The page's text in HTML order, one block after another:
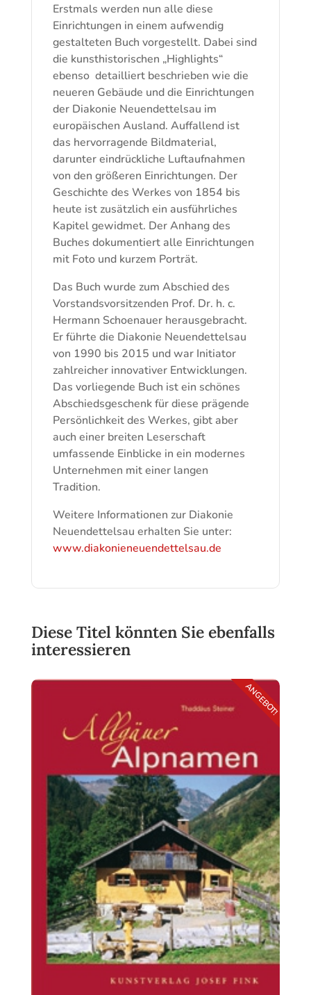
Erstmals werden nun alle diese
Einrichtungen in einem aufwendig
gestalteten Buch vorgestellt. Dabei sind
die kunsthistorischen „Highlights“
ebenso detailliert beschrieben wie die
neueren Gebäude und die Einrichtungen
der Diakonie Neuendettelsau im
europäischen Ausland. Auffallend ist
das hervorragende Bildmaterial,
darunter eindrückliche Luftaufnahmen
von den größeren Einrichtungen. Der
Geschichte des Werkes von 1854 bis
heute ist zusätzlich ein ausführliches
Kapitel gewidmet. Der Anhang des
Buches dokumentiert alle Einrichtungen
mit Foto und kurzem Porträt.
Das Buch wurde zum Abschied des
Vorstandsvorsitzenden Prof. Dr. h. c.
Hermann Schoenauer herausgebracht.
Er führte die Diakonie Neuendettelsau
von 1990 bis 2015 und war Initiator
zahlreicher innovativer Entwicklungen.
Das vorliegende Buch ist ein schönes
Abschiedsgeschenk für diese prägende
Persönlichkeit des Werkes, gibt aber
auch einer breiten Leserschaft
umfassende Einblicke in ein modernes
Unternehmen mit einer langen
Tradition.
Weitere Informationen zur Diakonie
Neuendettelsau erhalten Sie unter:
www.diakonieneuendettelsau.de
Diese Titel könnten Sie ebenfalls
interessieren
ANGEBOT!